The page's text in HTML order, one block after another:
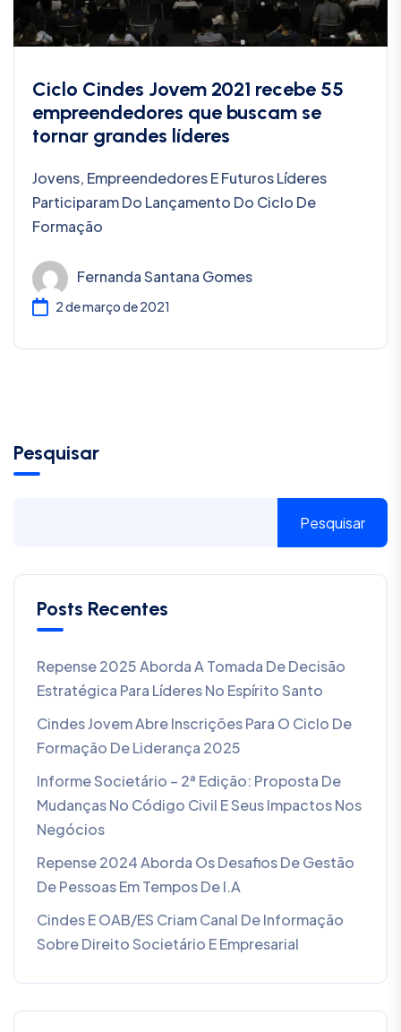
Ciclo Cindes Jovem 2021 recebe 55
empreendedores que buscam se
tornar grandes líderes
Jovens, Empreendedores E Futuros Líderes
Participaram Do Lançamento Do Ciclo De
Formação
Fernanda Santana Gomes
2 de março de 2021
Pesquisar
Pesquisar
Posts Recentes
Repense 2025 Aborda A Tomada De Decisão
Estratégica Para Líderes No Espírito Santo
Cindes Jovem Abre Inscrições Para O Ciclo De
Formação De Liderança 2025
Informe Societário – 2ª Edição: Proposta De
Mudanças No Código Civil E Seus Impactos Nos
Negócios
Repense 2024 Aborda Os Desafios De Gestão
De Pessoas Em Tempos De I.A
Cindes E OAB/ES Criam Canal De Informação
Sobre Direito Societário E Empresarial